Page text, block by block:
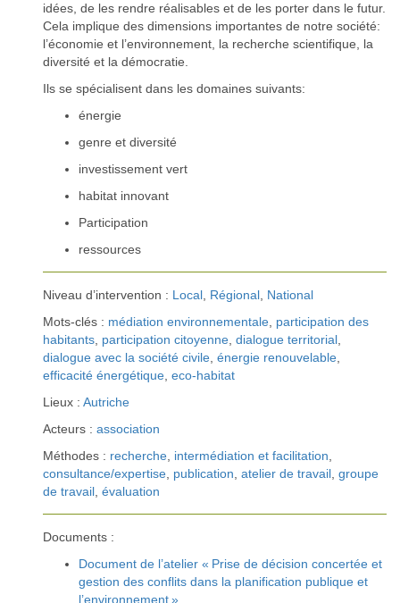
idées, de les rendre réalisables et de les porter dans le futur.
Cela implique des dimensions importantes de notre société:
l’économie et l’environnement, la recherche scientifique, la
diversité et la démocratie.
Ils se spécialisent dans les domaines suivants:
énergie
genre et diversité
investissement vert
habitat innovant
Participation
ressources
Niveau d’intervention : Local Régional National
Mots-clés : médiation environnementale participation des
habitants participation citoyenne dialogue territorial
dialogue avec la société civile énergie renouvelable
efficacité énergétique eco-habitat
Lieux : Autriche
Acteurs : association
Méthodes : recherche intermédiation et facilitation
consultance/expertise publication atelier de travail groupe
de travail évaluation
Documents :
Document de l’atelier « Prise de décision concertée et
gestion des conflits dans la planification publique et
l’environnement »